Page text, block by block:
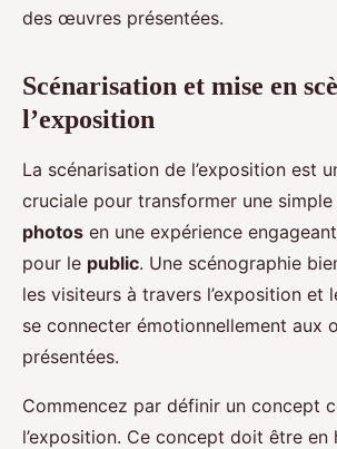
des œuvres présentées.
Scénarisation et mise en
l’exposition
La scénarisation de l’exposition est
cruciale pour transformer une
photos en une expérience
pour le public. Une scénographie
les visiteurs à travers l’exposition et
se connecter émotionnellement aux
présentées.
Commencez par définir un concept
l’exposition. Ce concept doit être en